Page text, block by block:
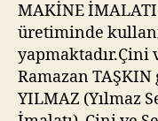
MAKİNE
üretiminde
yapmaktadır.Çini
Ramazan
YILMAZ (Yılmaz